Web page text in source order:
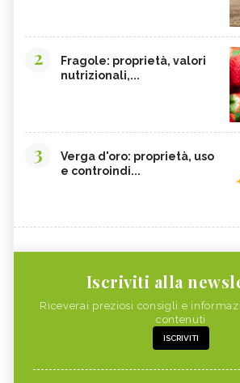
2
Fragole: proprietà, valori
nutrizionali,...
3
Verga d'oro: proprietà, uso
e controindi...
Iscriviti alla
Riceverai preziosi consigli e
contenuti
ISCRIVITI